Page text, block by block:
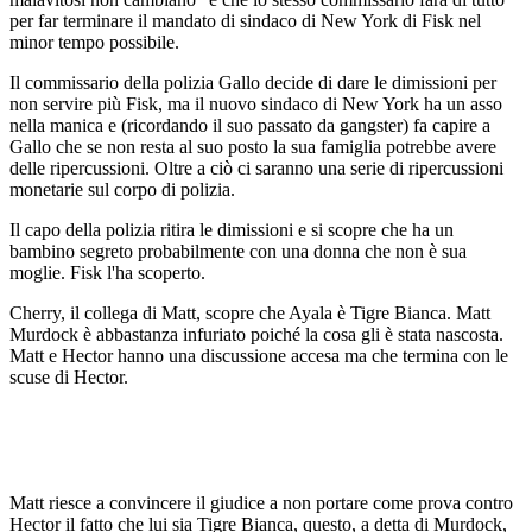
per far terminare il mandato di sindaco di New York di Fisk nel
minor tempo possibile.
Il commissario della polizia Gallo decide di dare le dimissioni per
non servire più Fisk, ma il nuovo sindaco di New York ha un asso
nella manica e (ricordando il suo passato da gangster) fa capire a
Gallo che se non resta al suo posto la sua famiglia potrebbe avere
delle ripercussioni. Oltre a ciò ci saranno una serie di ripercussioni
monetarie sul corpo di polizia.
Il capo della polizia ritira le dimissioni e si scopre che ha un
bambino segreto probabilmente con una donna che non è sua
moglie. Fisk l'ha scoperto.
Cherry, il collega di Matt, scopre che Ayala è Tigre Bianca. Matt
Murdock è abbastanza infuriato poiché la cosa gli è stata nascosta.
Matt e Hector hanno una discussione accesa ma che termina con le
scuse di Hector.
Matt riesce a convincere il giudice a non portare come prova contro
Hector il fatto che lui sia Tigre Bianca, questo, a detta di Murdock,